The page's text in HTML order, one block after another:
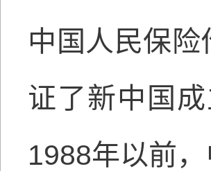
中国人民保
证了新中国
1988年以前